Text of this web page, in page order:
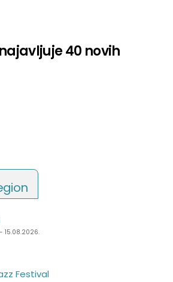
40 novih
15.08.2026.
Festival
09.08.2026.